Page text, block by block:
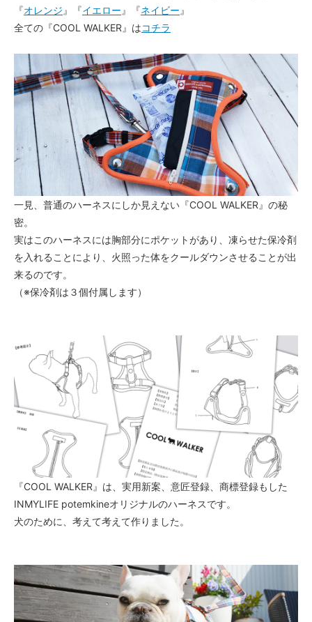
『オレンジ 』『イエロー 』『ネイビー 』
全ての『COOL WALKER』はコチラ
一見、普通のハーネスにしか見えない『COOL WALKER』の秘
密。
実はこのハーネスには胸部分にポケットがあり、凍らせた保冷剤
を入れることにより、火照った体をクールダウンさせることが出
来るのです。
（※保冷剤は３個付属します）
『COOL WALKER』は、実用新案、意匠登録、商標登録もした
INMYLIFE potemkineオリジナルのハーネスです。
犬のために、考えて考えて作りました。